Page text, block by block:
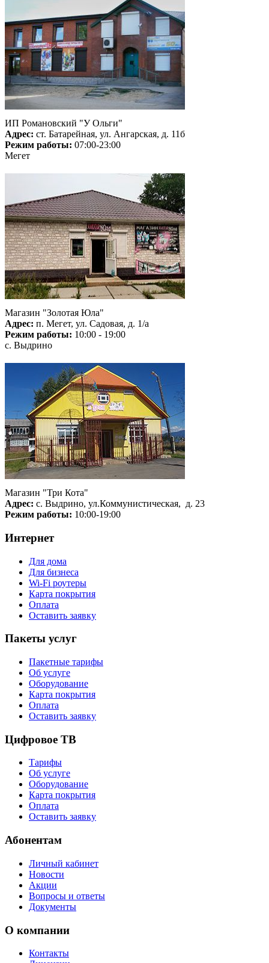
ИП Романовский "У Ольги"
Адрес: ст. Батарейная, ул. Ангарская, д. 11б
Режим работы: 07:00-23:00
Мегет
Магазин "Золотая Юла"
Адрес: п. Мегет, ул. Садовая, д. 1/а
Режим работы: 10:00 - 19:00
с. Выдрино
Магазин "Три Кота"
Адрес: с. Выдрино, ул.Коммунистическая, д. 23
Режим работы: 10:00-19:00
Интернет
Для дома
Для бизнеса
Wi-Fi роутеры
Карта покрытия
Оплата
Оставить заявку
Пакеты услуг
Пакетные тарифы
Об услуге
Оборудование
Карта покрытия
Оплата
Оставить заявку
Цифровое ТВ
Тарифы
Об услуге
Оборудование
Карта покрытия
Оплата
Оставить заявку
Абонентам
Личный кабинет
Новости
Акции
Вопросы и ответы
Документы
О компании
Контакты